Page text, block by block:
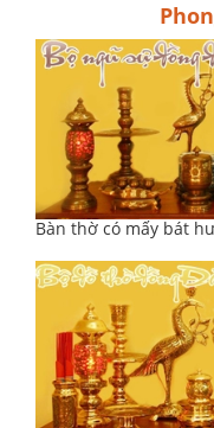
Bàn thờ có mấy bát